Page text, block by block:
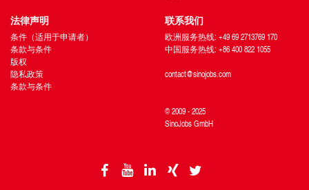
法律声明
条件（适用于申请者）
条款与条件
版权
隐私政策
条款与条件
联系我们
欧洲服务热线: +49 69 2713769 170
中国服务热线: +86 400 822 1055
contact@sinojobs.com
© 2009 - 2025
SinoJobs GmbH